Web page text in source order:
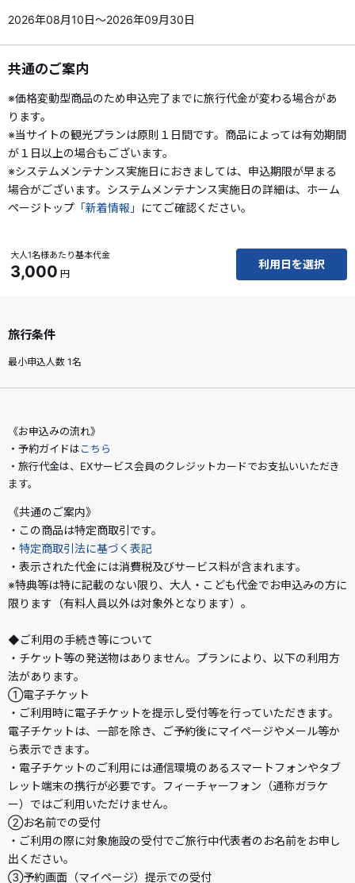
2026年08月10日～2026年09月30日
共通のご案内
※価格変動型商品のため申込完了までに旅行代金が変わる場合があ
ります。
※当サイトの観光プランは原則１日間です。商品によっては有効期間
が１日以上の場合もございます。
※システムメンテナンス実施日におきましては、申込期限が早まる
場合がございます。システムメンテナンス実施日の詳細は、ホーム
ページトップ 「新着情報」 にてご確認ください。
大人1名様あたり基本代金
3,000 円
利用日を選択
旅行条件
最小申込人数 1名
《お申込みの流れ》
・予約ガイドはこちら
・旅行代金は、EXサービス会員のクレジットカードでお支払いいただき
ます。
《共通のご案内》
・この商品は特定商取引です。
・ 特定商取引法に基づく表記
・表示された代金には消費税及びサービス料が含まれます。
※特典等は特に記載のない限り、大人・こども代金でお申込みの方に
限ります（有料人員以外は対象外となります）。
◆ご利用の手続き等について
・チケット等の発送物はありません。プランにより、以下の利用方
法があります。
①電子チケット
・ご利用時に電子チケットを提示し受付等を行っていただきます。
電子チケットは、一部を除き、ご予約後にマイページやメール等か
ら表示できます。
・電子チケットのご利用には通信環境のあるスマートフォンやタブ
レット端末の携行が必要です。フィーチャーフォン（通称ガラケ
ー）ではご利用いただけません。
②お名前での受付
・ご利用の際に対象施設の受付でご旅行中代表者のお名前をお申し
出ください。
③予約画面（マイページ）提示での受付